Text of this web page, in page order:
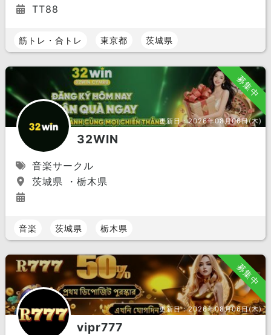
TT88
筋トレ・合トレ 東京都 茨城県
募集中
更新日：2026年08月06日(木)
32WIN
音楽サークル
茨城県 ・栃木県
音楽 茨城県 栃木県
募集中
更新日：2026年08月06日(木)
vipr777